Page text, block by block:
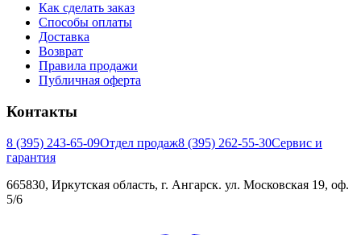
Как сделать заказ
Способы оплаты
Доставка
Возврат
Правила продажи
Публичная оферта
Контакты
8 (395) 243-65-09Отдел продаж8 (395) 262-55-30Сервис и
гарантия
665830, Иркутская область, г. Ангарск. ул. Московская 19, оф.
5/6